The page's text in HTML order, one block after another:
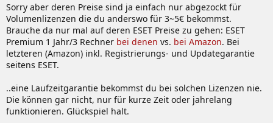
Sorry aber deren Preise sind ja einfach nur abgezockt für
Volumenlizenzen die du anderswo für 3~5€ bekommst.
Brauche da nur mal auf deren ESET Preise zu gehen: ESET
Premium 1 Jahr/3 Rechner bei denen vs. bei Amazon. Bei
letzteren (Amazon) inkl. Registrierungs- und Updategarantie
seitens ESET.
..eine Laufzeitgarantie bekommst du bei solchen Lizenzen nie.
Die können gar nicht, nur für kurze Zeit oder jahrelang
funktionieren. Glückspiel halt.